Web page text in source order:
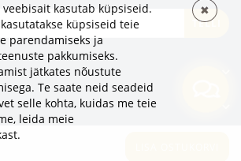
TELLI
veebisait kasutab küpsiseid.
küpsiseid teie
parendamiseks ja
pakkumiseks.
jätkates nõustute
Te saate neid seadeid
selle kohta, kuidas me teie
leida meie
.
✖